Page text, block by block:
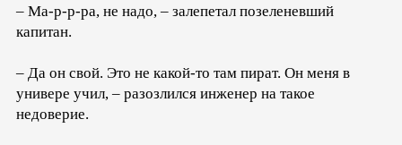
– Ма-р-р-ра, не надо, – залепетал позеленевший
капитан.
– Да он свой. Это не какой-то там пират. Он меня в
универе учил, – разозлился инженер на такое
недоверие.